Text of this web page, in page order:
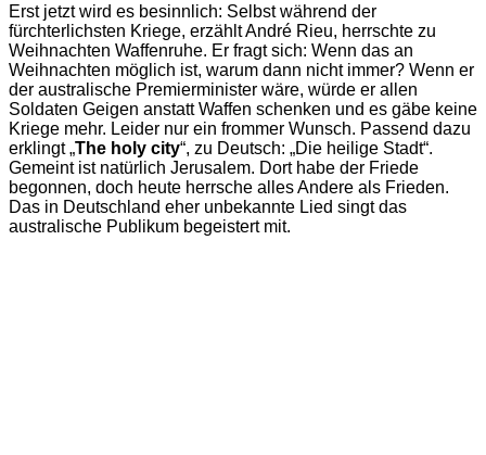
Erst jetzt wird es besinnlich: Selbst während der
fürchterlichsten Kriege, erzählt André Rieu, herrschte zu
Weihnachten Waffenruhe. Er fragt sich: Wenn das an
Weihnachten möglich ist, warum dann nicht immer? Wenn er
der australische Premierminister wäre, würde er allen
Soldaten Geigen anstatt Waffen schenken und es gäbe keine
Kriege mehr. Leider nur ein frommer Wunsch. Passend dazu
erklingt „The holy city“, zu Deutsch: „Die heilige Stadt“.
Gemeint ist natürlich Jerusalem. Dort habe der Friede
begonnen, doch heute herrsche alles Andere als Frieden.
Das in Deutschland eher unbekannte Lied singt das
australische Publikum begeistert mit.